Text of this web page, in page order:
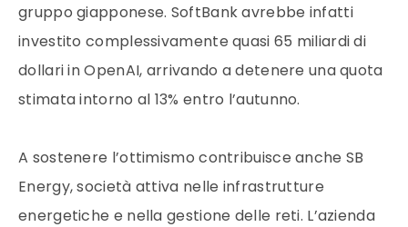
gruppo giapponese. SoftBank avrebbe infatti
investito complessivamente quasi 65 miliardi di
dollari in OpenAI, arrivando a detenere una quota
stimata intorno al 13% entro l’autunno.
A sostenere l’ottimismo contribuisce anche SB
Energy, società attiva nelle infrastrutture
energetiche e nella gestione delle reti. L’azienda